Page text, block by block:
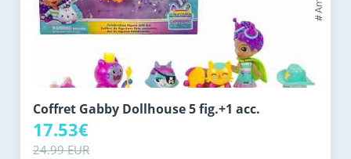
Coffret Gabby Dollhouse 5 fig.+1 acc.
17.53€
24.99 EUR